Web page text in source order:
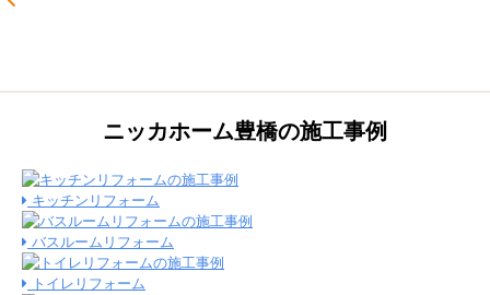
ニッカホーム豊橋の施工事例
キッチンリフォーム
バスルームリフォーム
トイレリフォーム